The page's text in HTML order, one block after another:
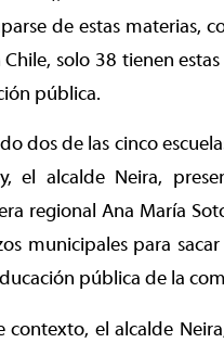
de estas materias,
Chile, solo 38 tienen
pública.
dos de las cinco
el alcalde Neira,
regional Ana María
municipales para
pública de la
contexto, el alcalde